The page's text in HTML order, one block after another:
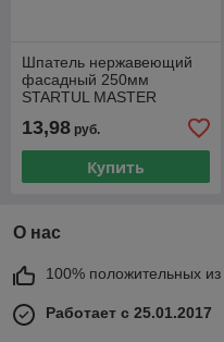
Шпатель нержавеющий
фасадный 250мм
STARTUL MASTER
компонентная ручка
лезвие -нерж
13,98 руб.
Купить
О нас
100% положительных из
Работает с 25.01.2017